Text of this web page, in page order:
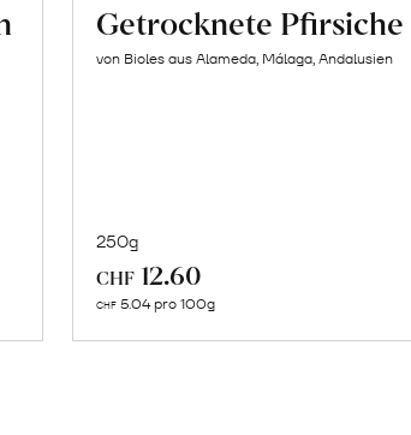
Getrocknete Pfirsiche
von Bioles aus Alameda, Málaga, Andalusien
250g
CHF 12.60
CHF 5.04 pro 100g